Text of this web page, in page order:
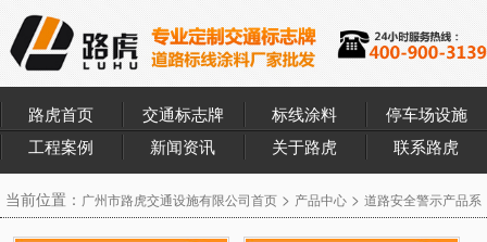
路虎首页 交通标志牌 标线涂料
停车场设施
工程案例
新闻资讯 关于路虎 联系路虎
当前位置： 广州市路虎交通设施有限公司首页 > 产品中心 > 道路安全警示产品系